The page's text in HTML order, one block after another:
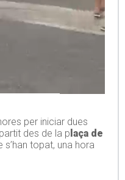
per iniciar dues
des de la p laça de
s’han topat, una hora